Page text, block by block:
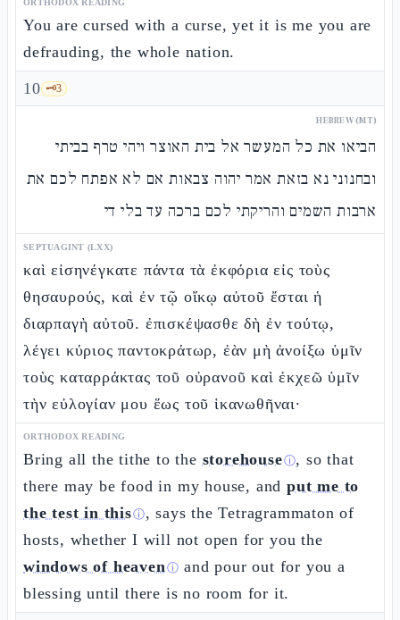
ORTHODOX READING
You are cursed with a curse, yet it is me you are
defrauding, the whole nation.
10 🗝️3
HEBREW (MT)
הביאו את כל המעשר אל בית האוצר ויהי טרף בביתי
ובחנוני נא בזאת אמר יהוה צבאות אם לא אפתח לכם את
ארבות השמים והריקתי לכם ברכה עד בלי די
SEPTUAGINT (LXX)
καὶ εἰσηνέγκατε πάντα τὰ ἐκφόρια εἰς τοὺς
θησαυρούς, καὶ ἐν τῷ οἴκῳ αὐτοῦ ἔσται ἡ
διαρπαγὴ αὐτοῦ. ἐπισκέψασθε δὴ ἐν τούτῳ,
λέγει κύριος παντοκράτωρ, ἐὰν μὴ ἀνοίξω ὑμῖν
τοὺς καταρράκτας τοῦ οὐρανοῦ καὶ ἐκχεῶ ὑμῖν
τὴν εὐλογίαν μου ἕως τοῦ ἱκανωθῆναι·
ORTHODOX READING
Bring all the tithe to the storehouseⓘ, so that
there may be food in my house, and put me to
the test in thisⓘ, says the Tetragrammaton of
hosts, whether I will not open for you the
windows of heavenⓘ and pour out for you a
blessing until there is no room for it.